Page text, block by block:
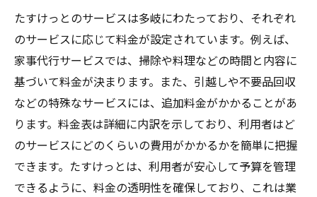
たすけっとのサービスは多岐にわたっており、それぞれ
のサービスに応じて料金が設定されています。例えば、
家事代行サービスでは、掃除や料理などの時間と内容に
基づいて料金が決まります。また、引越しや不要品回収
などの特殊なサービスには、追加料金がかかることがあ
ります。料金表は詳細に内訳を示しており、利用者はど
のサービスにどのくらいの費用がかかるかを簡単に把握
できます。たすけっとは、利用者が安心して予算を管理
できるように、料金の透明性を確保しており、これは業